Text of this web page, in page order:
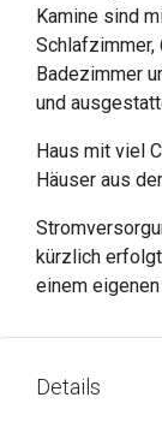
Kamine sind
Schlafzimmer,
Badezimmer
und
Haus mit viel
Häuser aus
kürzlich
einem
Details